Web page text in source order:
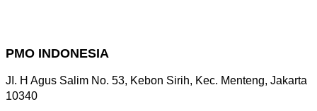
PMO INDONESIA
JI. H Agus Salim No. 53, Kebon Sirih, Kec. Menteng, Jakarta
10340